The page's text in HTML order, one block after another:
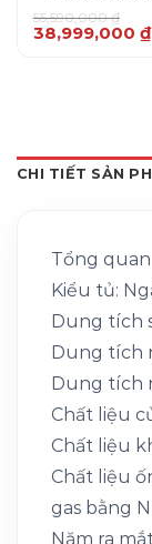
55,590,000₫
Giá
gốc
38,999,000 ₫
Giá
hiện
có
sản
CHI TIẾT SẢN
Tổng quan
Kiểu tủ:
Dung tích
Dung tích
Dung tích
Chất liệu
Chất liệu
Chất liệu
gas bằng
Năm ra